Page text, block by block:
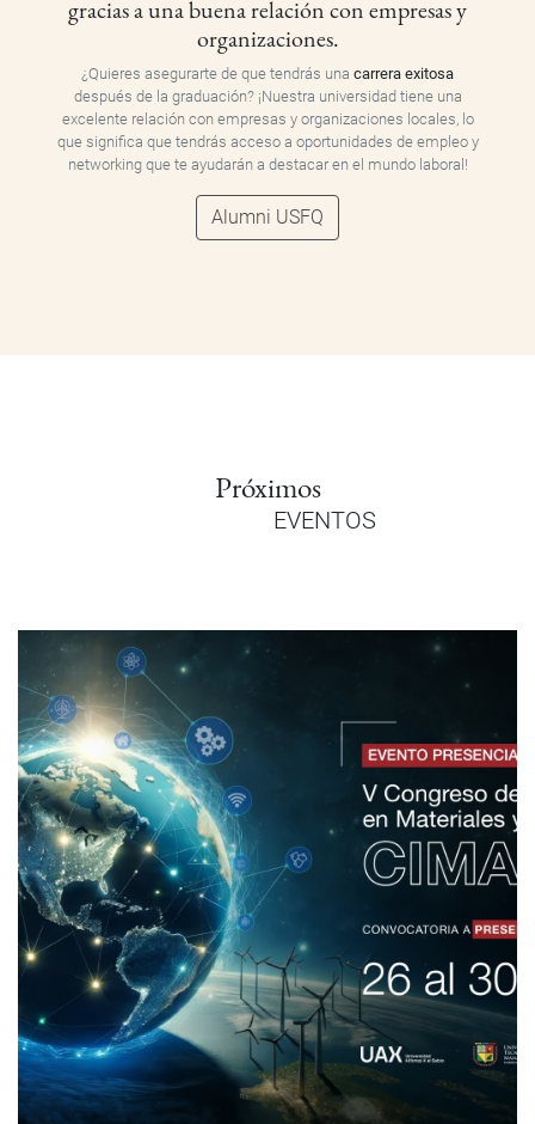
gracias a una buena relación con empresas y
organizaciones.
¿Quieres asegurarte de que tendrás una carrera exitosa
después de la graduación? ¡Nuestra universidad tiene una
excelente relación con empresas y organizaciones locales, lo
que significa que tendrás acceso a oportunidades de empleo y
networking que te ayudarán a destacar en el mundo laboral!
Alumni USFQ
Próximos
EVENTOS